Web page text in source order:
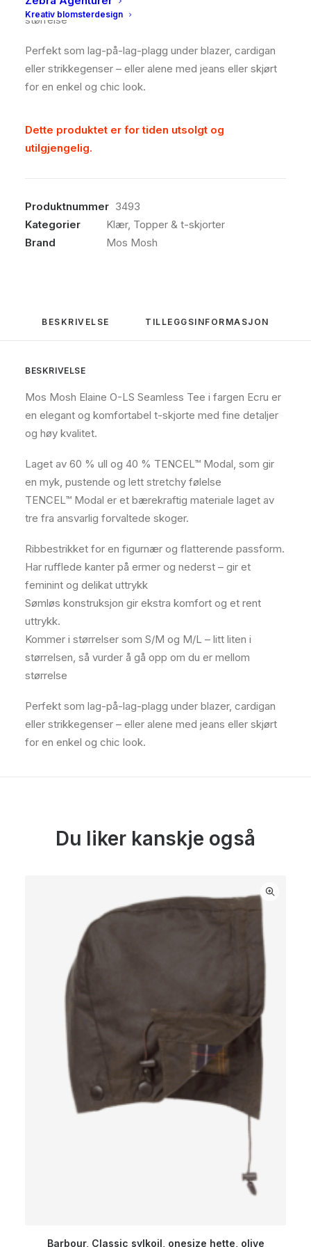
Kreativ blomsterdesign
størrelse
Perfekt som lag-på-lag-plagg under blazer, cardigan
eller strikkegenser – eller alene med jeans eller skjørt
for en enkel og chic look.
Dette produktet er for tiden utsolgt og
utilgjengelig.
Produktnummer 3493
Kategorier
Klær, Topper & t-skjorter
Brand
Mos Mosh
BESKRIVELSE TILLEGGSINFORMASJON
BESKRIVELSE
Mos Mosh Elaine O-LS Seamless Tee i fargen Ecru er
en elegant og komfortabel t-skjorte med fine detaljer
og høy kvalitet.
Laget av 60 % ull og 40 % TENCEL™ Modal, som gir
en myk, pustende og lett stretchy følelse
TENCEL™ Modal er et bærekraftig materiale laget av
tre fra ansvarlig forvaltede skoger.
Ribbestrikket for en figurnær og flatterende passform.
Har rufflede kanter på ermer og nederst – gir et
feminint og delikat uttrykk
Sømløs konstruksjon gir ekstra komfort og et rent
uttrykk.
Kommer i størrelser som S/M og M/L – litt liten i
størrelsen, så vurder å gå opp om du er mellom
størrelse
Perfekt som lag-på-lag-plagg under blazer, cardigan
eller strikkegenser – eller alene med jeans eller skjørt
for en enkel og chic look.
Du liker kanskje også
Barbour, Classic sylkoil, onesize hette, olive